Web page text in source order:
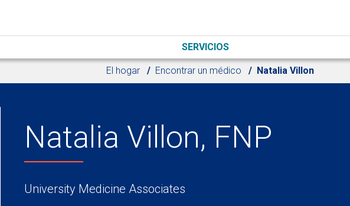
SERVICIOS
El hogar Encontrar un médico Natalia Villon
Natalia Villon, FNP
University Medicine Associates